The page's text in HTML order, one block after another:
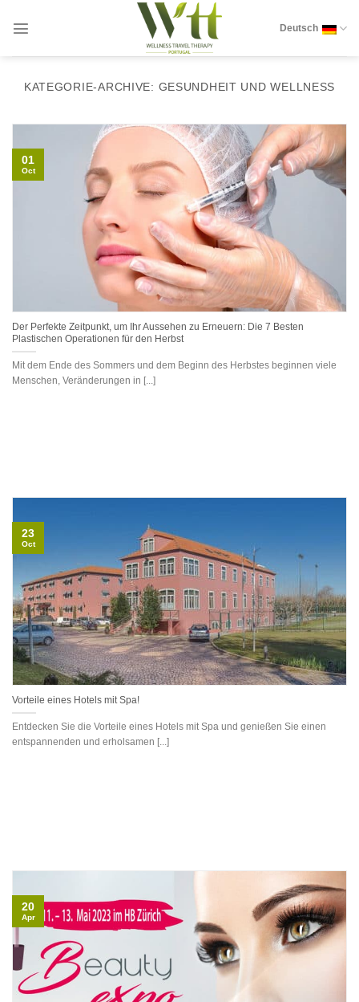
Inhalt
Deutsch
KATEGORIE-ARCHIVE: GESUNDHEIT UND WELLNESS
Der Perfekte Zeitpunkt, um Ihr Aussehen zu Erneuern: Die 7 Besten
Plastischen Operationen für den Herbst
Mit dem Ende des Sommers und dem Beginn des Herbstes beginnen viele
Menschen, Veränderungen in [...]
01
Oct
Vorteile eines Hotels mit Spa!
Entdecken Sie die Vorteile eines Hotels mit Spa und genießen Sie einen
entspannenden und erholsamen [...]
23
Oct
20
Apr